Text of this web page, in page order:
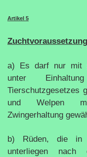
Artikel 5
a) Es darf nur mit
unter
Tierschutzgesetzes
und Welpen
Zwingerhaltung
b) Rüden, die in
unterliegen nach